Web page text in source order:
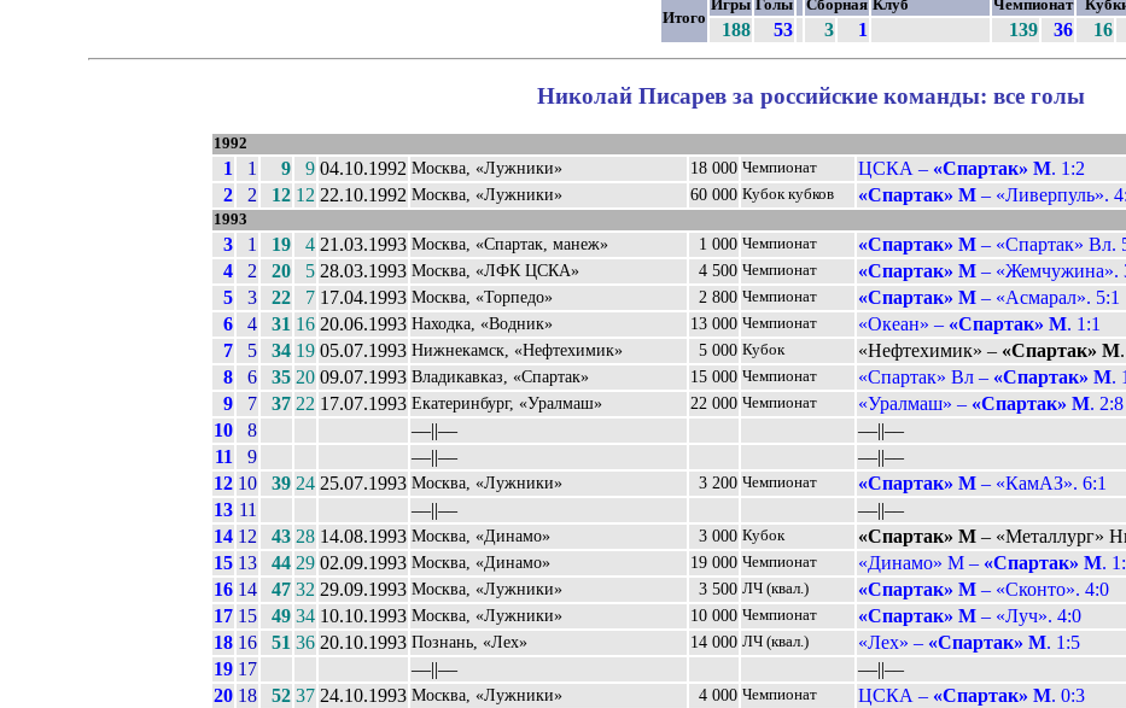
Итого
Игры Голы Сборная Клуб Чемпионат
188 53 3 1 139 36 16
Николай Писарев за российские команды: все голы
1992
1 1 9 9 04.10.1992 Москва, «Лужники» 18 000 Чемпионат ЦСКА – «Спартак» М. 1:2
2
2 12 12 22.10.1992 Москва, «Лужники» 60 000 Кубок кубков «Спартак» М – «Ливерпуль».
1993
3 1 19 4 21.03.1993 Москва, «Спартак, манеж» 1 000 Чемпионат «Спартак» М – «Спартак» Вл.
4
2 20 5 28.03.1993 Москва, «ЛФК ЦСКА» 4 500 Чемпионат «Спартак» М – «Жемчужина».
5
3 22 7 17.04.1993 Москва, «Торпедо» 2 800 Чемпионат «Спартак» М – «Асмарал». 5:1
6
4 31 16 20.06.1993 Находка, «Водник» 13 000 Чемпионат «Океан» – «Спартак» М. 1:1
7
5 34 19 05.07.1993 Нижнекамск, «Нефтехимик» 5 000 Кубок «Нефтехимик» – «Спартак» М
8
6 35 20 09.07.1993 Владикавказ, «Спартак» 15 000 Чемпионат «Спартак» Вл – «Спартак» М.
9
7 37 22 17.07.1993 Екатеринбург, «Уралмаш» 22 000 Чемпионат «Уралмаш» – «Спартак» М. 2:8
10
8 ––||–– ––||––
11
9 ––||–– ––||––
12 10 39 24 25.07.1993 Москва, «Лужники» 3 200 Чемпионат «Спартак» М – «КамАЗ». 6:1
13 11 ––||–– ––||––
14 12 43 28 14.08.1993 Москва, «Динамо» 3 000 Кубок «Спартак» М – «Металлург»
15 13 44 29 02.09.1993 Москва, «Динамо» 19 000 Чемпионат «Динамо» М – «Спартак» М.
16 14 47 32 29.09.1993 Москва, «Лужники» 3 500 ЛЧ (квал.) «Спартак» М – «Сконто». 4:0
17 15 49 34 10.10.1993 Москва, «Лужники» 10 000 Чемпионат «Спартак» М – «Луч». 4:0
18 16 51 36 20.10.1993 Познань, «Лех» 14 000 ЛЧ (квал.) «Лех» – «Спартак» М. 1:5
19 17 ––||–– ––||––
20 18 52 37 24.10.1993 Москва, «Лужники» 4 000 Чемпионат ЦСКА – «Спартак» М. 0:3